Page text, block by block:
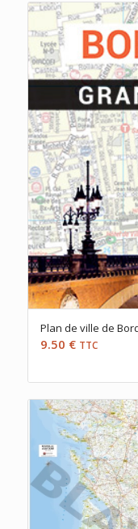
Plan de ville de
9.50 € TTC